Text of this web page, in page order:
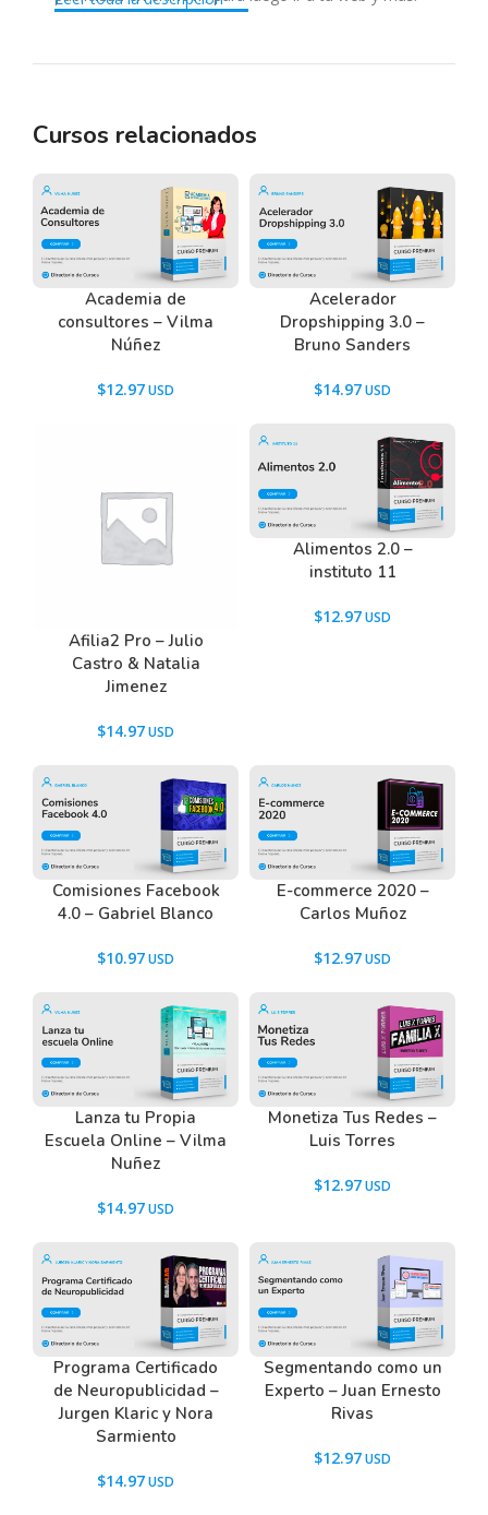
Tenemos un listado de todas las preguntas que
descargar los recursos WordPress.
Ir a las
Preguntas Frecuentes, o también puedes
contactarnos usando el Chat.
Cursos relacionados
Academia de
consultores – Vilma
Núñez
$12.97
Acelerador
Dropshipping 3.0 –
Bruno Sanders
$14.97
Afilia2 Pro – Julio
Castro & Natalia
Jimenez
$14.97
Alimentos 2.0 –
instituto 11
$12.97
Comisiones Facebook
4.0 – Gabriel Blanco
$10.97
E-commerce 2020 –
Carlos Muñoz
$12.97
Lanza tu Propia
Escuela Online – Vilma
Nuñez
$14.97
Monetiza Tus Redes –
Luis Torres
$12.97
Programa Certificado
de Neuropublicidad –
Jurgen Klaric y Nora
Sarmiento
$14.97
Segmentando como un
Experto – Juan Ernesto
Rivas
$12.97